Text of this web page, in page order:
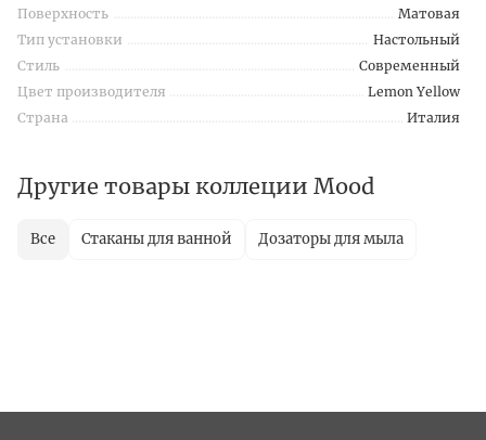
Поверхность
Матовая
Тип установки
Настольный
Стиль
Современный
Цвет производителя
Lemon Yellow
Страна
Италия
Другие товары коллеции Mood
Все Стаканы для ванной Дозаторы для мыла